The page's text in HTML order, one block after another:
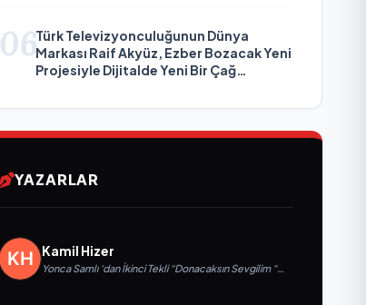
06Türk Televizyonculuğunun Dünya
Markası Raif Akyüz, Ezber Bozacak Yeni
Projesiyle Dijitalde Yeni Bir Çağ
YAZARLAR
Kamil Hizer
Yonca Samlı ‘dan İkinci Tekli “Donacaksın Sevgilim “